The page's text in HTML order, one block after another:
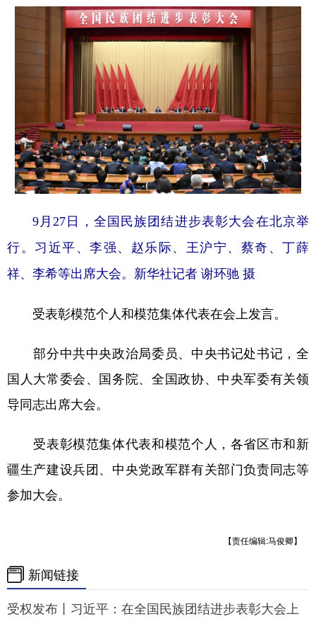
9月27日，全国民族团结进步表彰大会在北京举
行。习近平、李强、赵乐际、王沪宁、蔡奇、丁薛
祥、李希等出席大会。新华社记者 谢环驰 摄
受表彰模范个人和模范集体代表在会上发言。
部分中共中央政治局委员、中央书记处书记，全
国人大常委会、国务院、全国政协、中央军委有关领
导同志出席大会。
受表彰模范集体代表和模范个人，各省区市和新
疆生产建设兵团、中央党政军群有关部门负责同志等
参加大会。
【责任编辑:马俊卿】
新闻链接
受权发布丨习近平：在全国民族团结进步表彰大会上